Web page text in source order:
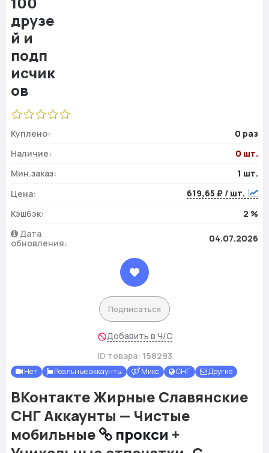
Куплено:
0 раз
Наличие:
0 шт.
Мин.заказ:
1 шт.
Цена:
619,65 ₽ / шт.
Кэшбэк:
2 %
Дата
обновления:
04.07.2026
Подписаться
Добавить в Ч/С
ID товара: 158293
Нет Реальные аккаунты Микс СНГ Другие
ВКонтакте Жирные Славянские
СНГ Аккаунты — Чистые
мобильные
прокси +